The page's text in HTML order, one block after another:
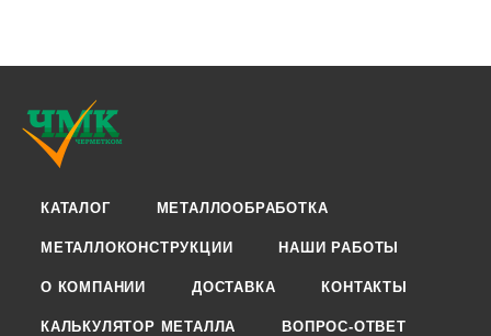
КАТАЛОГ МЕТАЛЛООБРАБОТКА
МЕТАЛЛОКОНСТРУКЦИИ НАШИ РАБОТЫ
О КОМПАНИИ ДОСТАВКА КОНТАКТЫ
КАЛЬКУЛЯТОР МЕТАЛЛА ВОПРОС-ОТВЕТ